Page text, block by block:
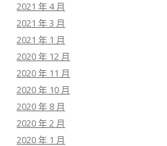
2021 年 4 月
2021 年 3 月
2021 年 1 月
2020 年 12 月
2020 年 11 月
2020 年 10 月
2020 年 8 月
2020 年 2 月
2020 年 1 月